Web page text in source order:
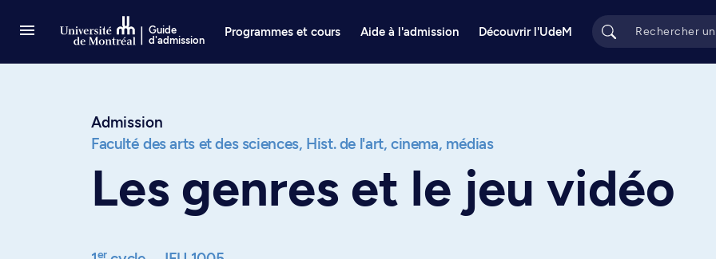
Guide
d'admission
Programmes et cours Aide à l'admission Découvrir l'UdeM
Admission
Faculté des arts et des sciences, Hist. de l'art, cinema, médias
Les genres et le jeu vidéo
er